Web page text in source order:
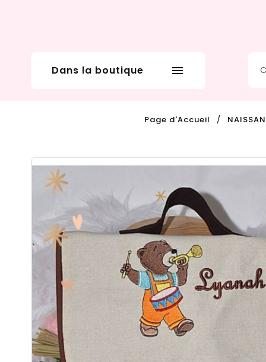
Dans la boutique 
Page d'Accueil